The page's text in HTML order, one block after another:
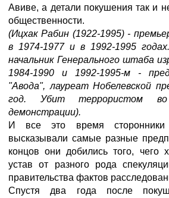
Авиве, а детали покушения так и
общественности.
(Ицхак Рабин (1922-1995) -
в 1974-1977 и в 1992-1995
начальник Генерального штаба
1984-1990 и 1992-1995-м -
"Авода", лауреат Нобелевской
год. Убит террористом
демонстрации).
И все это время сторонники
высказывали самые разные
концов они добились того, чего
устав от разного рода
правительства фактов
Спустя два года после